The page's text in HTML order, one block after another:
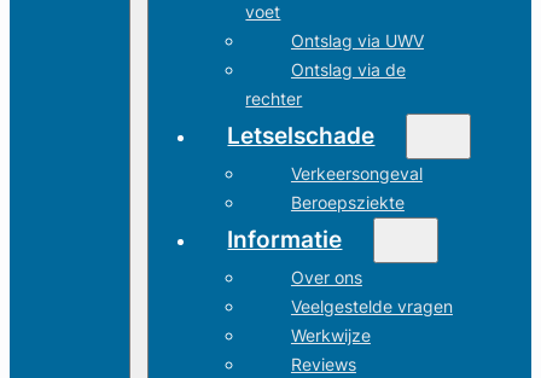
voet
Ontslag via UWV
Ontslag via de
rechter
Letselschade
Verkeersongeval
Beroepsziekte
Informatie
Over ons
Veelgestelde vragen
Werkwijze
Reviews